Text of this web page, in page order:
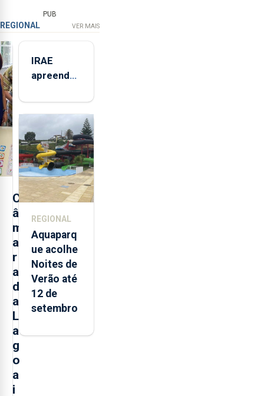
PUB
REGIONAL VER MAIS
C
â
m
a
r
a
d
a
L
a
g
o
a
i
IRAE
apreendeu
toneladas
de
alimentos
entre
2021 e
2025 nos
Açores
REGIONAL
Aquaparq
ue acolhe
Noites de
Verão até
12 de
setembro